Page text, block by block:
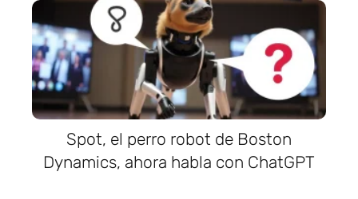
Spot, el perro robot de Boston
Dynamics, ahora habla con ChatGPT